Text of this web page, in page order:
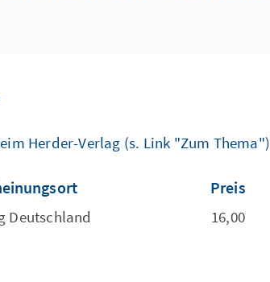
Herder-Verlag (s. Link "Zum Thema")
Deutschland
Preis
16,00